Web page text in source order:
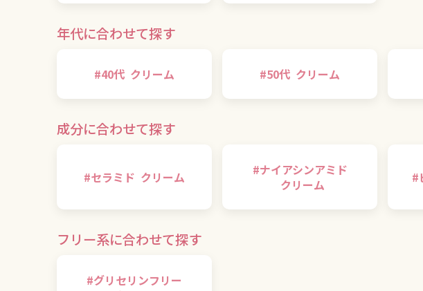
年代に合わせて探す
#40代 クリーム #50代 クリーム
成分に合わせて探す
#セラミド クリーム #ナイアシンアミド
クリーム
#
フリー系に合わせて探す
#グリセリンフリー